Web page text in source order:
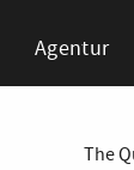
Agentur
The